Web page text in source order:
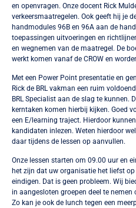
en openvragen. Onze docent Rick
verkeersmaatregelen. Ook geeft hij je
handmodules 96B en 96A aan de
toepassingen uitvoeringen en
en wegnemen van de maatregel. De
werkt komen vanaf de CROW en
Met een Power Point presentatie en
Rick de BRL vakman een ruim
BRL Specialist aan de slag te kunnen.
kerntaken komen hierbij kijken. Goed
een E/learning traject. Hierdoor
kandidaten inlezen. Weten hierdoor
daar tijdens de lessen op aanvullen.
Onze lessen starten om 09.00 uur en
het zijn dat uw organisatie het liefst
eindigen. Dat is geen probleem. Wij
in aangesloten groepen deel te
Zo kan je ook de lunch tegen een